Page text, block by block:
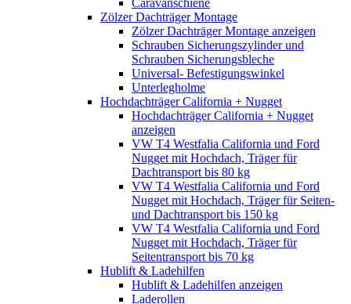
Caravanschiene
Zölzer Dachträger Montage
Zölzer Dachträger Montage anzeigen
Schrauben Sicherungszylinder und
Schrauben Sicherungsbleche
Universal- Befestigungswinkel
Unterlegholme
Hochdachträger California + Nugget
Hochdachträger California + Nugget
anzeigen
VW T4 Westfalia California und Ford
Nugget mit Hochdach, Träger für
Dachtransport bis 80 kg
VW T4 Westfalia California und Ford
Nugget mit Hochdach, Träger für Seiten-
und Dachtransport bis 150 kg
VW T4 Westfalia California und Ford
Nugget mit Hochdach, Träger für
Seitentransport bis 70 kg
Hublift & Ladehilfen
Hublift & Ladehilfen anzeigen
Laderollen